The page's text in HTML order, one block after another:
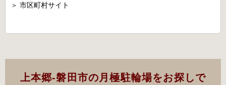
＞ 市区町村サイト
上本郷-磐田市の月極駐輪場をお探しで